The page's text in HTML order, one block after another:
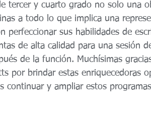
tercer y cuarto grado no solo una
a todo lo que implica una
perfeccionar sus habilidades de
de alta calidad para una sesión
de la función. Muchísimas
por brindar estas enriquecedoras
continuar y ampliar estos